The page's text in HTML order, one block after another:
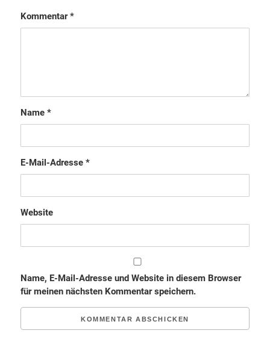
Kommentar*
Name *
E-Mail-Adresse *
Website
Name, E-Mail-Adresse und Website in diesem Browser
für meinen nächsten Kommentar speichern.